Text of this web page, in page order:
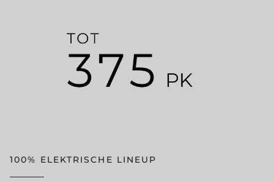
100% ELEKTRISCHE LINEUP